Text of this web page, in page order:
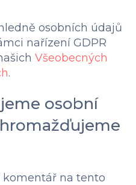
osobních údajů
nařízení GDPR
Všeobecných
.
osobní
komentář na tento